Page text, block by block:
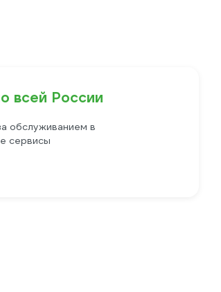
всей России
обслуживанием в
сервисы